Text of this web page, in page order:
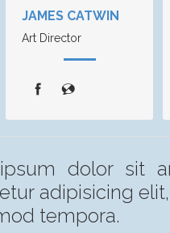
JAMES CATWIN
Art Director
dolor sit
adipisicing
tempora.